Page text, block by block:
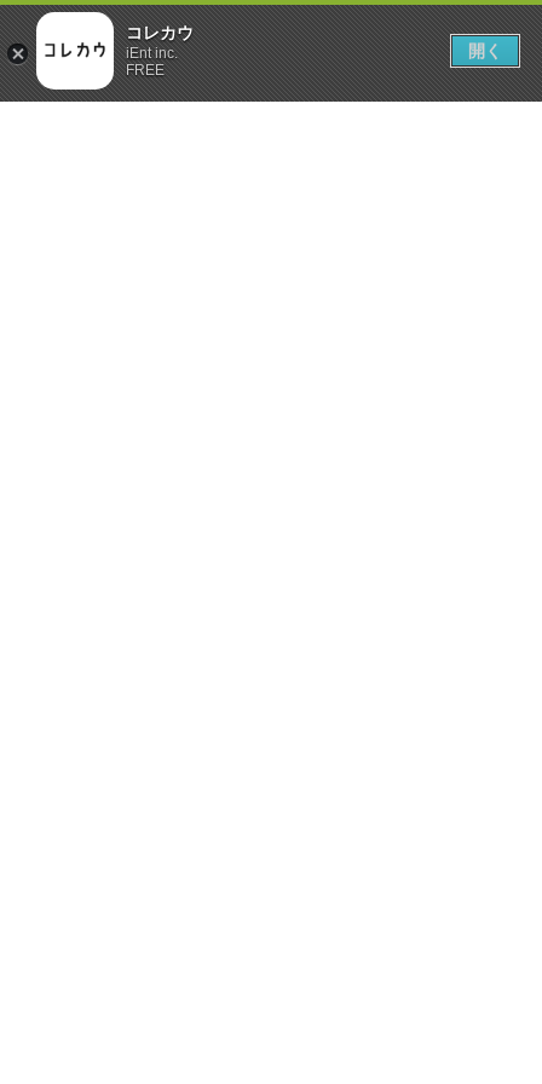
コレカウ
iEnt inc.
FREE
開く